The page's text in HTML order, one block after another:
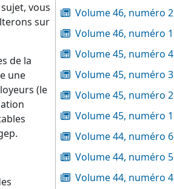
vous
sur
de la
une
(le
Volume 46, numéro 2
Volume 46, numéro 1
Volume 45, numéro 4
Volume 45, numéro 3
Volume 45, numéro 2
Volume 45, numéro 1
Volume 44, numéro 6
Volume 44, numéro 5
Volume 44, numéro 4